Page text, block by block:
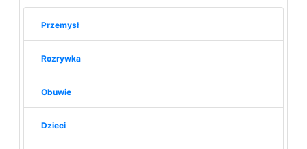
Przemysł
Rozrywka
Obuwie
Dzieci